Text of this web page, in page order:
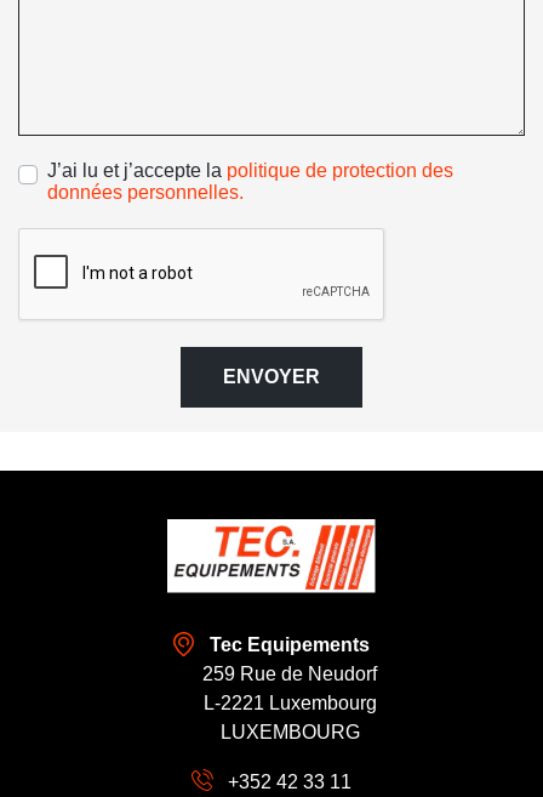
J’ai lu et j’accepte la politique de protection des
données personnelles.
ENVOYER
Tec Equipements
259 Rue de Neudorf
L-2221 Luxembourg
LUXEMBOURG
+352 42 33 11